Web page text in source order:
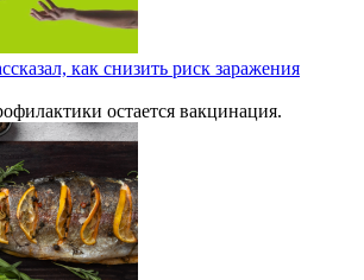
как снизить риск заражения
остается вакцинация.